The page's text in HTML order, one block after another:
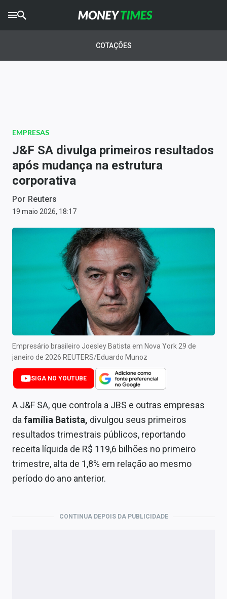
AGROTIMES
Newsletters
Money Trader
Anuncie
Últimas Notícias
Comprar ou vender?
Carteiras Recomendadas
Central de Dividendos
Central de Fundos Imobiliários
Central dos IPOs
Renda Fixa
Finanças Pessoais
Mercados
Empresas
COTAÇÕES
EMPRESAS
J&F SA divulga primeiros resultados
após mudança na estrutura
corporativa
Por Reuters
19 maio 2026, 18:17
Empresário brasileiro Joesley Batista em Nova York 29 de
janeiro de 2026 REUTERS/Eduardo Munoz
SIGA NO YOUTUBE
A J&F SA, que controla a JBS e outras empresas
dafamília Batista, divulgou seus primeiros
resultados trimestrais públicos, reportando
receita líquida de R$ 119,6 bilhões no primeiro
trimestre, alta de 1,8% em relação ao mesmo
período do ano anterior.
CONTINUA DEPOIS DA PUBLICIDADE